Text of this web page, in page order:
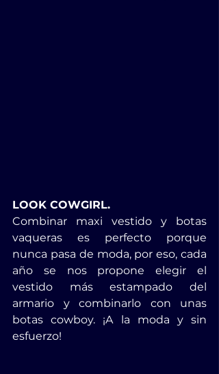
LOOK COWGIRL.
Combinar maxi vestido y botas
vaqueras es perfecto porque
nunca pasa de moda, por eso, cada
año se nos propone elegir el
vestido más estampado del
armario y combinarlo con unas
botas cowboy. ¡A la moda y sin
esfuerzo!